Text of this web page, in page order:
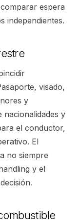
espera
independientes.
visado,
y
nacionalidades y
el conductor,
El
no siempre
y el